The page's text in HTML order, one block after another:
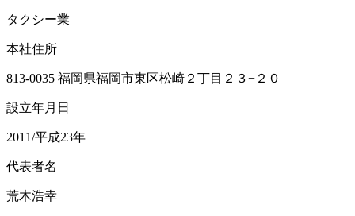
タクシー業
本社住所
813-0035 福岡県福岡市東区松崎２丁目２３−２０
設立年月日
2011/平成23年
代表者名
荒木浩幸